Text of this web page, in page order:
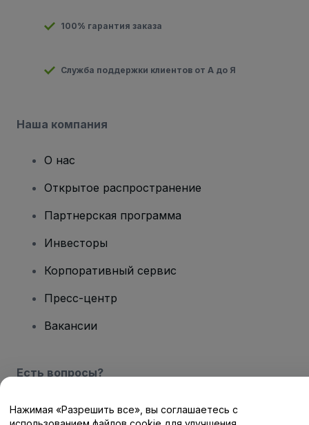
100% гарантия заказа
Служба поддержки клиентов от А до Я
Наша компания
О нас
Открытое распространение
Партнерская программа
Инвесторы
Корпоративный сервис
Пресс-центр
Вакансии
Есть вопросы?
Центр помощи / Свяжитесь с нами
Нажимая «Разрешить все», вы соглашаетесь с